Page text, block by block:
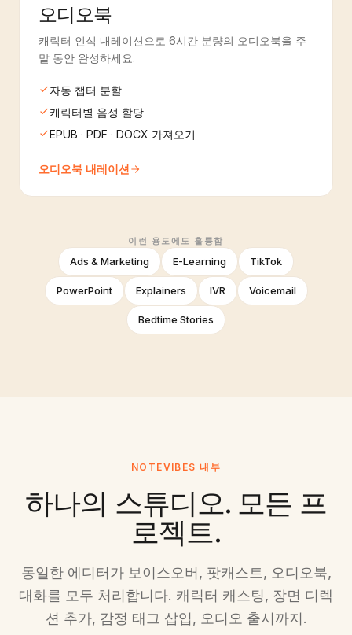
오디오북
캐릭터 인식 내레이션으로 6시간 분량의 오디오북을 주
말 동안 완성하세요.
자동 챕터 분할
캐릭터별 음성 할당
EPUB · PDF · DOCX 가져오기
오디오북 내레이션
이런 용도에도 훌륭함
Ads & Marketing E-Learning TikTok
PowerPoint Explainers IVR Voicemail
Bedtime Stories
NOTEVIBES 내부
하나의 스튜디오. 모든 프
로젝트.
동일한 에디터가 보이스오버, 팟캐스트, 오디오북,
대화를 모두 처리합니다. 캐릭터 캐스팅, 장면 디렉
션 추가, 감정 태그 삽입, 오디오 출시까지.